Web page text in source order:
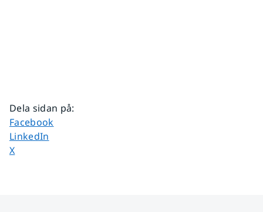
Dela sidan på:
Dela sidan på
Facebook
Dela sidan på
LinkedIn
Dela sidan på
X